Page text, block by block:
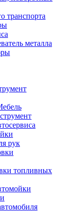
транспорта
металла
рук
топливных